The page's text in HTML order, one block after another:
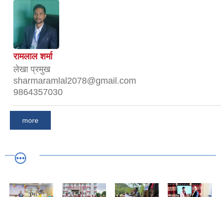
रामलाल शर्मा
लेखा प्रमुख
sharmaramlal2078@gmail.com
9864357030
more